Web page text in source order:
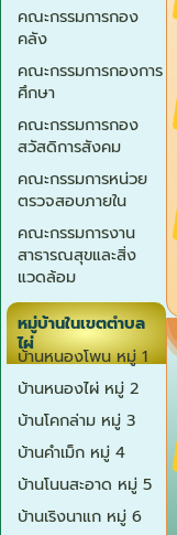
คณะกรรมการกอง
คลัง
คณะกรรมการกองการ
ศึกษา
คณะกรรมการกอง
สวัสดิการสังคม
คณะกรรมการหน่วย
ตรวจสอบภายใน
คณะกรรมการงาน
สาธารณสุขและสิ่ง
แวดล้อม
หมู่บ้านในเขตตำบล
ไผ่
บ้านหนองโพน หมู่ 1
บ้านหนองไผ่ หมู่ 2
บ้านโคกล่าม หมู่ 3
บ้านคำเม็ก หมู่ 4
บ้านโนนสะอาด หมู่ 5
บ้านเริงนาแก หมู่ 6